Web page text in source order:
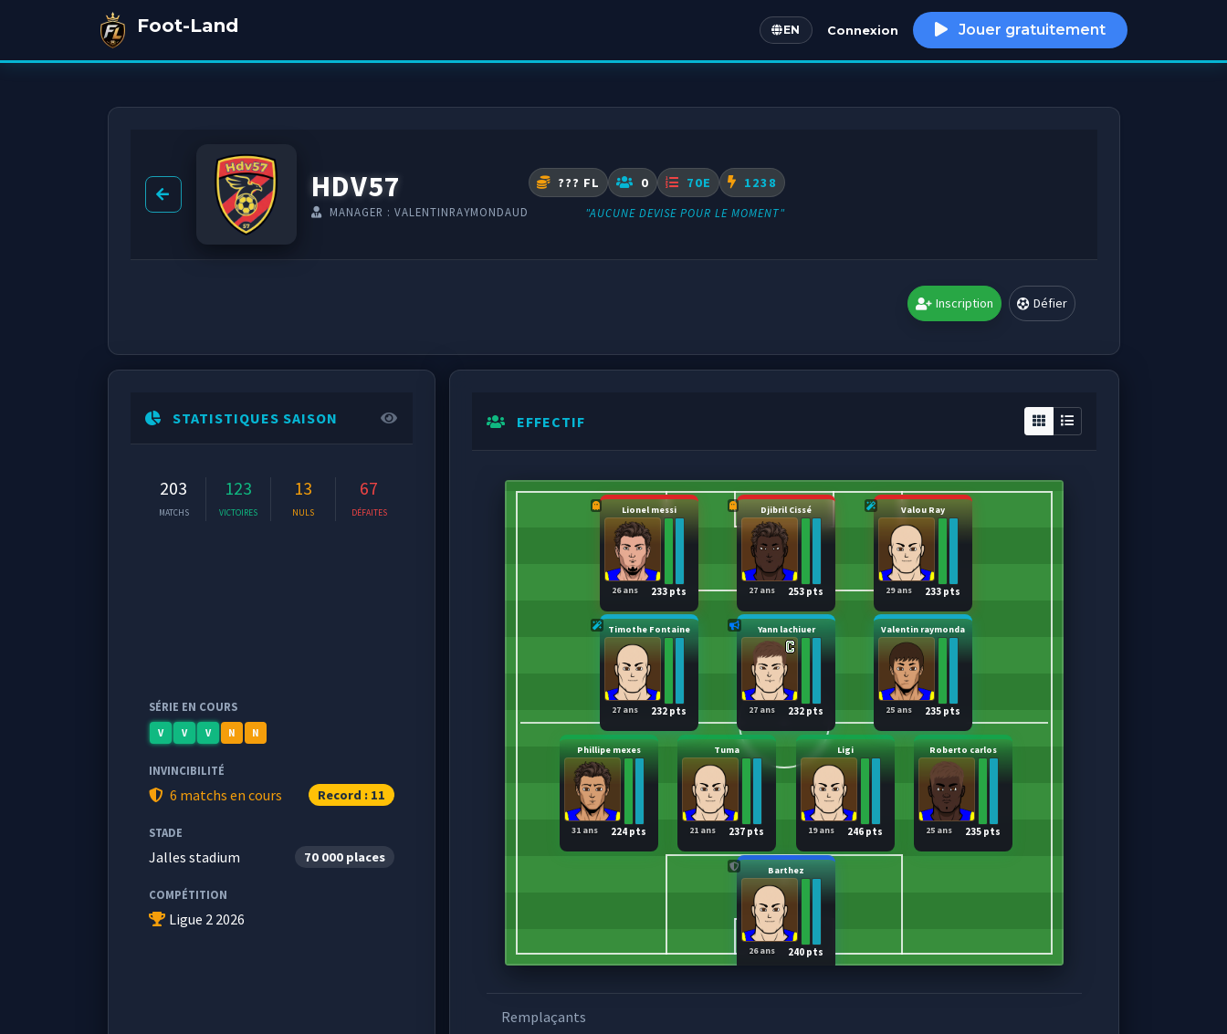
Foot-Land EN
English Connexion Jouer gratuitement
HDV57
MANAGER : VALENTINRAYMONDAUD
??? FL 0 70E 1238
"AUCUNE DEVISE POUR LE MOMENT"
Inscription Défier
STATISTIQUES SAISON
203
MATCHS
123
VICTOIRES
13
NULS
67
DÉFAITES
SÉRIE EN COURS
V V V N N
INVINCIBILITÉ
6 matchs en cours Record : 11
STADE
Jalles stadium 70 000 places
COMPÉTITION
Ligue 2 2026
EFFECTIF
Barthez
240 pts
26 ans
Phillipe mexes
224 pts
31 ans
Tuma
237 pts
21 ans
Ligi
246 pts
19 ans
Roberto carlos
235 pts
25 ans
Timothe Fontaine
232 pts
27 ans
Yann lachiuer
232 pts
27 ans
Valentin raymonda
235 pts
25 ans
Lionel messi
233 pts
26 ans
Djibril Cissé
253 pts
27 ans
Valou Ray
233 pts
29 ans
Remplaçants